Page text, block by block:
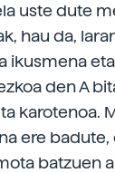
uste dute
hau da,
ikusmena
den A
karotenoa.
ere
batzuen